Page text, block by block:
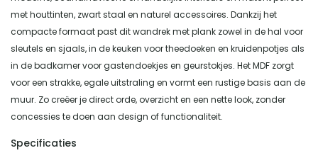
met houttinten, zwart staal en naturel accessoires. Dankzij het
compacte formaat past dit wandrek met plank zowel in de hal voor
sleutels en sjaals, in de keuken voor theedoeken en kruidenpotjes als
in de badkamer voor gastendoekjes en geurstokjes. Het MDF zorgt
voor een strakke, egale uitstraling en vormt een rustige basis aan de
muur. Zo creëer je direct orde, overzicht en een nette look, zonder
concessies te doen aan design of functionaliteit.
Specificaties